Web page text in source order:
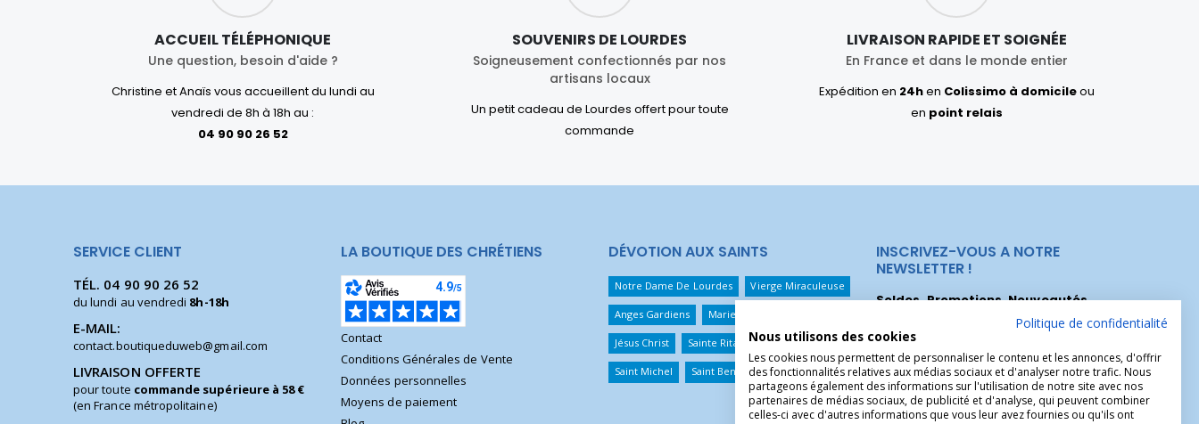
ACCUEIL TÉLÉPHONIQUE
Une question, besoin d'aide ?
Christine et Anaïs vous accueillent du lundi au
vendredi de 8h à 18h au :
04 90 90 26 52
SOUVENIRS DE LOURDES
Soigneusement confectionnés par nos
artisans locaux
Un petit cadeau de Lourdes offert pour toute
commande
LIVRAISON RAPIDE ET SOIGNÉE
En France et dans le monde entier
Expédition en 24hen Colissimo à domicileou
en point relais
SERVICE CLIENT
TÉL. 04 90 90 26 52
du lundi au vendredi 8h-18h
E-MAIL:
contact.boutiqueduweb@gmail.com
LIVRAISON OFFERTE
pour toute commande supérieure à 58 €
(en France métropolitaine)
LA BOUTIQUE DES CHRÉTIENS
Contact
Conditions Générales de Vente
Données personnelles
Moyens de paiement
DÉVOTION AUX SAINTS
Notre Dame De Lourdes Vierge Miraculeuse
Anges Gardiens Marie Qui Défait Les Noeuds
Jésus Christ Sainte Rita Sainte Thérèse
Saint Michel Saint Benoît Saint Christophe
INSCRIVEZ-VOUS A NOTRE
NEWSLETTER !
Soldes, Promotions, Nouveautés...
Inscrivez-vous maintenant pour recevoir
nos meilleures offres.
Politique de confidentialité
Nous utilisons des cookies
Les cookies nous permettent de personnaliser le contenu et les annonces, d'offrir
des fonctionnalités relatives aux médias sociaux et d'analyser notre trafic. Nous
partageons également des informations sur l'utilisation de notre site avec nos
partenaires de médias sociaux, de publicité et d'analyse, qui peuvent combiner
celles-ci avec d'autres informations que vous leur avez fournies ou qu'ils ont